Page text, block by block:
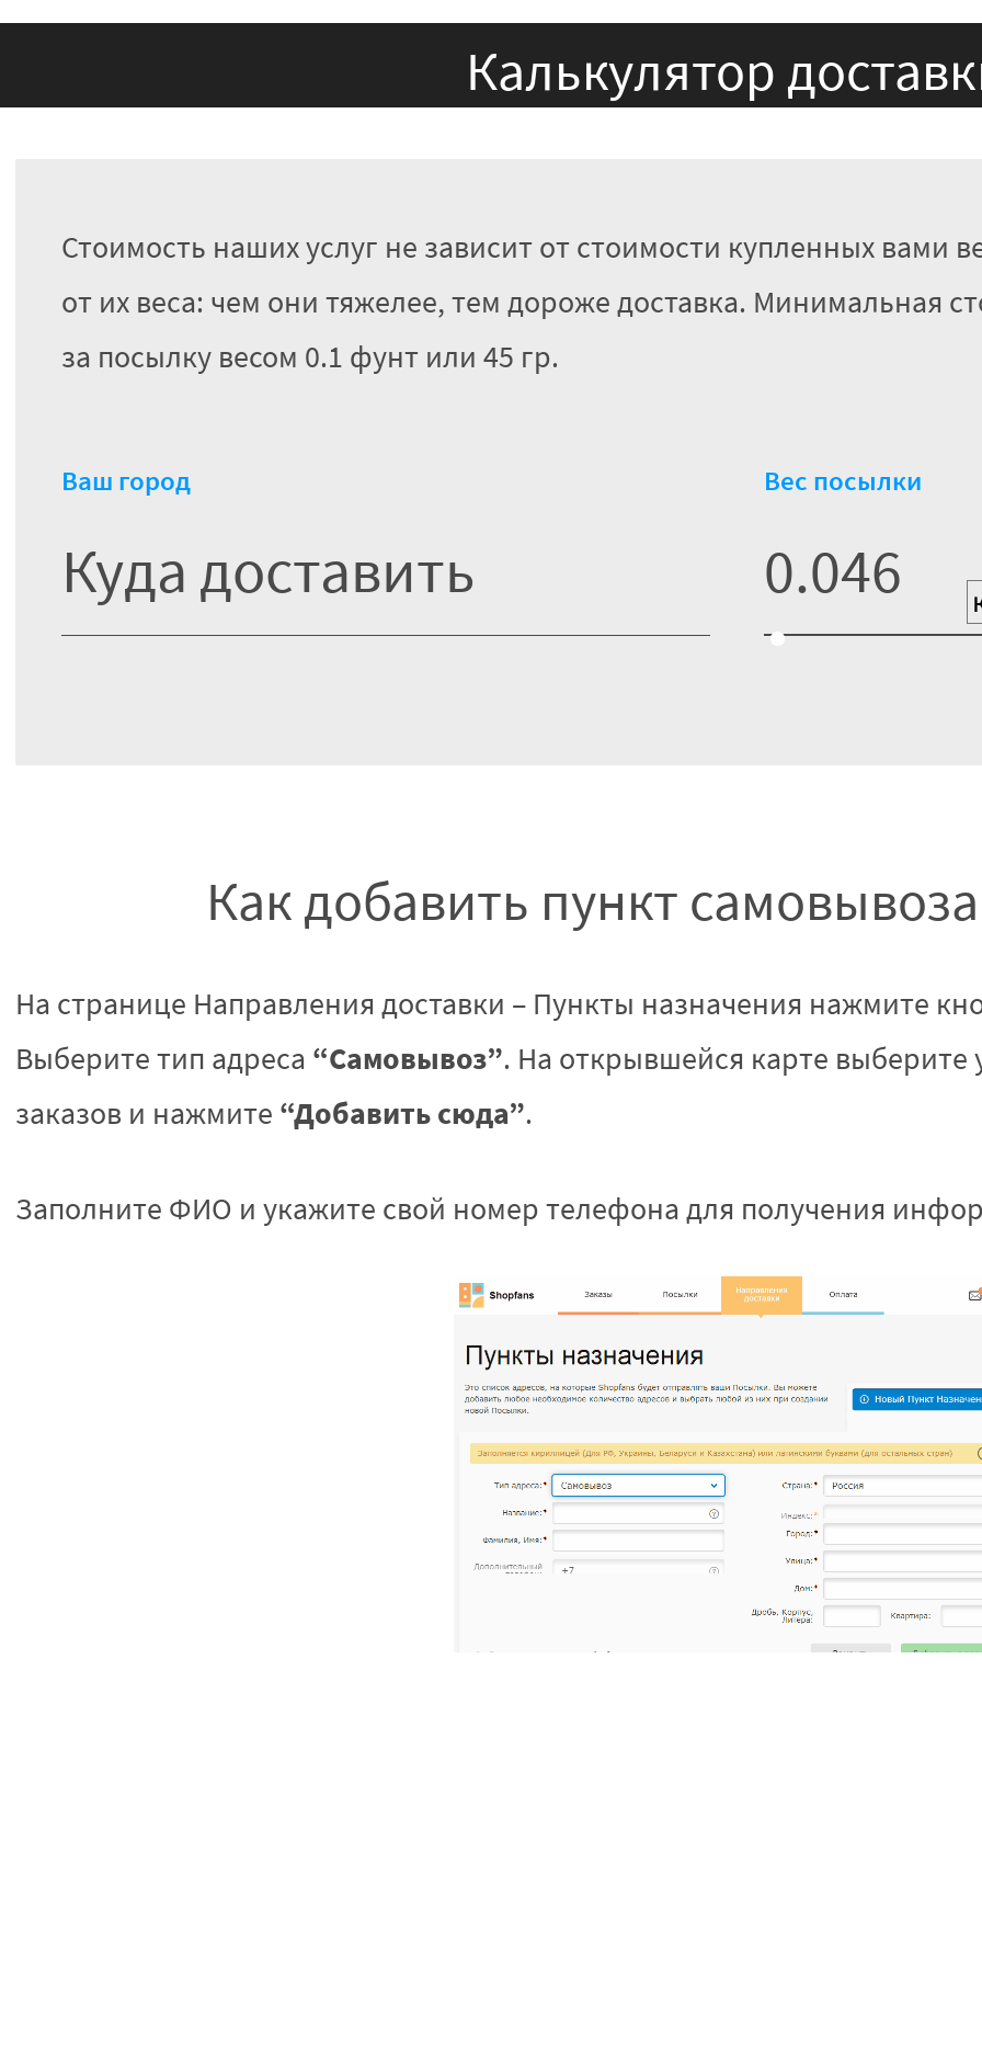
Калькулятор
Стоимость наших услуг не зависит от стоимости купленных вами
от их веса: чем они тяжелее, тем дороже доставка. Минимальная
за посылку весом 0.1 фунт или 45 гр.
Ваш город Вес посылки
Как добавить пункт
На странице Направления доставки – Пункты назначения нажмите
Выберите тип адреса “Самовывоз”. На открывшейся карте
заказов и нажмите “Добавить сюда”.
Заполните ФИО и укажите свой номер телефона для получения